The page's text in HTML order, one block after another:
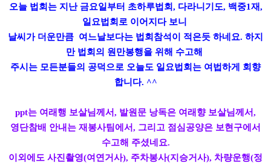
오늘 법회는 지난 금요일부터 초하루법회, 다라니기도, 백중1재,
일요법회로 이어지다 보니
날씨가 더운만큼 여느날보다는 법회참석이 적은듯 하네요. 하지
만 법회의 원만봉행을 위해 수고해
주시는 모든분들의 공덕으로 오늘도 일요법회는 여법하게 회향
합니다. ^^
ppt는 여래행 보살님께서, 발원문 낭독은 여래향 보살님께서,
영단참배 안내는 재봉사팀에서, 그리고 점심공양은 보현구에서
수고해 주셨네요.
이외에도 사진촬영(여연거사), 주차봉사(지승거사), 차량운행(정